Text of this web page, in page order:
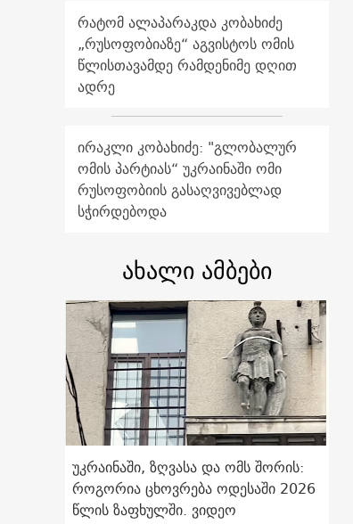
რატომ ალაპარაკდა კობახიძე
„რუსოფობიაზე“ აგვისტოს ომის
წლისთავამდე რამდენიმე დღით
ადრე
ირაკლი კობახიძე: "გლობალურ
ომის პარტიას“ უკრაინაში ომი
რუსოფობიის გასაღვივებლად
სჭირდებოდა
ახალი ამბები
უკრაინაში, ზღვასა და ომს შორის:
როგორია ცხოვრება ოდესაში 2026
წლის ზაფხულში. ვიდეო